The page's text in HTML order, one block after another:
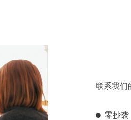
联系我们
零抄袭